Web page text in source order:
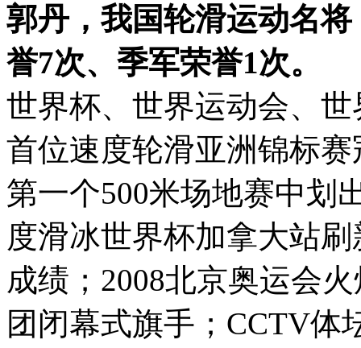
郭丹，我国轮滑运动名
誉7次、季军荣誉1次。
世界杯、世界运动会、
首位速度轮滑亚洲锦标
第一个500米场地赛中划
度滑冰世界杯加拿大站
成绩；2008北京奥运会
团闭幕式旗手；CCTV体